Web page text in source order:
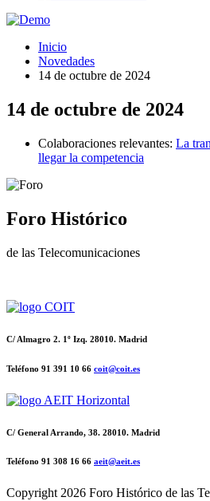
Inicio
Novedades
14 de octubre de 2024
14 de octubre de 2024
Colaboraciones relevantes: La
llegar la competencia
Foro Histórico
de las Telecomunicaciones
C/ Almagro 2. 1º Izq. 28010. Madrid
Teléfono 91 391 10 66 coit@coit.es
C/ General Arrando, 38. 28010. Madrid
Teléfono 91 308 16 66 aeit@aeit.es
Copyright2026 Foro Histórico de las